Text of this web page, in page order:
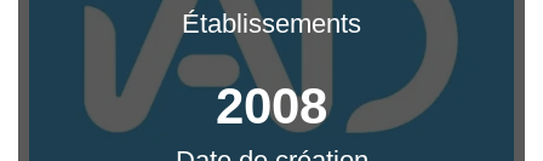
Établissements
2008